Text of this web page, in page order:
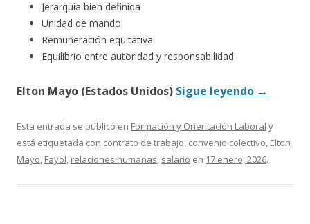
Jerarquía bien definida
Unidad de mando
Remuneración equitativa
Equilibrio entre autoridad y responsabilidad
Elton Mayo (Estados Unidos) Sigue leyendo →
Esta entrada se publicó en Formación y Orientación Laboral y
está etiquetada con contrato de trabajo, convenio colectivo, Elton
Mayo, Fayol, relaciones humanas, salario en 17 enero, 2026.